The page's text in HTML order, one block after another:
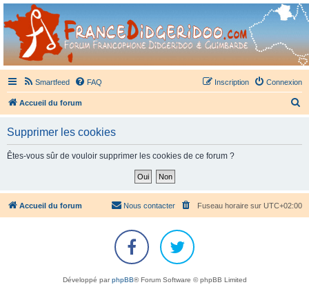
France Didgeridoo
Didgeridoo et Guimbarde sur France Didgeridoo - retrouvez la communauté.
Smartfeed FAQ Connexion
Inscription
Accueil du forum
c
h
Supprimer les cookies
Êtes-vous sûr de vouloir supprimer les cookies de ce forum ?
Accueil du forum Fuseau horaire sur UTC+02:00
Nous contacter
Développé parphpBB® Forum Software © phpBB Limited